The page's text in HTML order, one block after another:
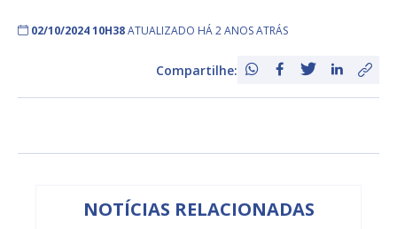
02/10/2024 10H38ATUALIZADO HÁ 2 ANOS ATRÁS
Compartilhe:
NOTÍCIAS RELACIONADAS